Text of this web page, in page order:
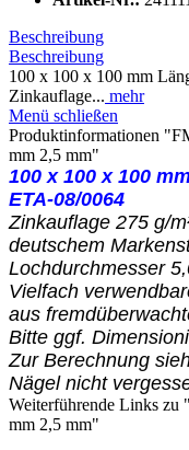
Beschreibung
Beschreibung
100 x 100 x 100 mm
Zinkauflage... mehr
Menü schließen
Produktinformationen
mm 2,5 mm"
100 x 100 x 100
ETA-08/0064
Zinkauflage 275 g/
deutschem
Lochdurchmesser
Vielfach
aus
Bitte ggf.
Zur Berechnung
Nägel nicht
Weiterführende Links
mm 2,5 mm"